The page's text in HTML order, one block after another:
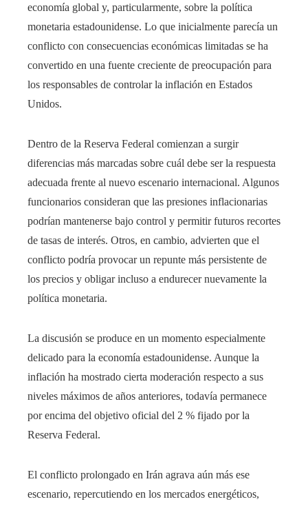
economía global y, particularmente, sobre la política
monetaria estadounidense. Lo que inicialmente parecía un
conflicto con consecuencias económicas limitadas se ha
convertido en una fuente creciente de preocupación para
los responsables de controlar la inflación en Estados
Unidos.
Dentro de la Reserva Federal comienzan a surgir
diferencias más marcadas sobre cuál debe ser la respuesta
adecuada frente al nuevo escenario internacional. Algunos
funcionarios consideran que las presiones inflacionarias
podrían mantenerse bajo control y permitir futuros recortes
de tasas de interés. Otros, en cambio, advierten que el
conflicto podría provocar un repunte más persistente de
los precios y obligar incluso a endurecer nuevamente la
política monetaria.
La discusión se produce en un momento especialmente
delicado para la economía estadounidense. Aunque la
inflación ha mostrado cierta moderación respecto a sus
niveles máximos de años anteriores, todavía permanece
por encima del objetivo oficial del 2 % fijado por la
Reserva Federal.
El conflicto prolongado en Irán agrava aún más ese
escenario, repercutiendo en los mercados energéticos,